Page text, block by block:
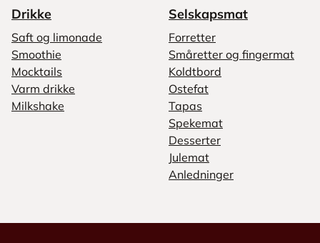
Drikke
Saft og limonade
Smoothie
Mocktails
Varm drikke
Milkshake
Selskapsmat
Forretter
Småretter og fingermat
Koldtbord
Ostefat
Tapas
Spekemat
Desserter
Julemat
Anledninger